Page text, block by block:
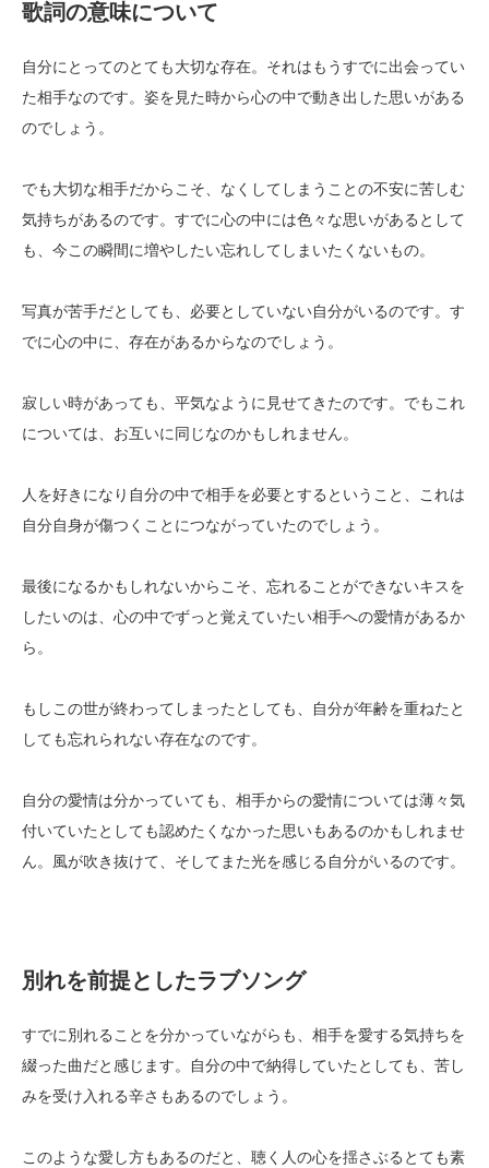
歌詞の意味について
自分にとってのとても大切な存在。それはもうすでに出会ってい
た相手なのです。姿を見た時から心の中で動き出した思いがある
のでしょう。
でも大切な相手だからこそ、なくしてしまうことの不安に苦しむ
気持ちがあるのです。すでに心の中には色々な思いがあるとして
も、今この瞬間に増やしたい忘れしてしまいたくないもの。
写真が苦手だとしても、必要としていない自分がいるのです。す
でに心の中に、存在があるからなのでしょう。
寂しい時があっても、平気なように見せてきたのです。でもこれ
については、お互いに同じなのかもしれません。
人を好きになり自分の中で相手を必要とするということ、これは
自分自身が傷つくことにつながっていたのでしょう。
最後になるかもしれないからこそ、忘れることができないキスを
したいのは、心の中でずっと覚えていたい相手への愛情があるか
ら。
もしこの世が終わってしまったとしても、自分が年齢を重ねたと
しても忘れられない存在なのです。
自分の愛情は分かっていても、相手からの愛情については薄々気
付いていたとしても認めたくなかった思いもあるのかもしれませ
ん。風が吹き抜けて、そしてまた光を感じる自分がいるのです。
別れを前提としたラブソング
すでに別れることを分かっていながらも、相手を愛する気持ちを
綴った曲だと感じます。自分の中で納得していたとしても、苦し
みを受け入れる辛さもあるのでしょう。
このような愛し方もあるのだと、聴く人の心を揺さぶるとても素